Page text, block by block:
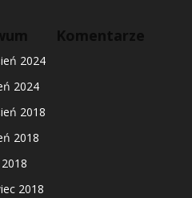
2024
2024
2018
2018
2018
Komentarze